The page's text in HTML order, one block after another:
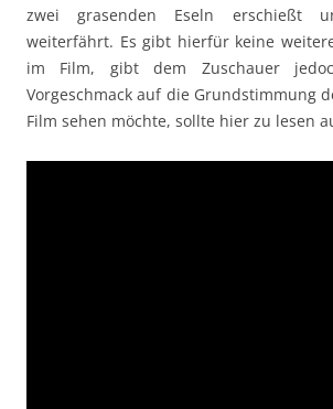
zwei grasenden Eseln erschießt
weiterfährt. Es gibt hierfür keine
im Film, gibt dem Zuschauer
Vorgeschmack auf die Grundstimmung
Film sehen möchte, sollte hier zu lesen